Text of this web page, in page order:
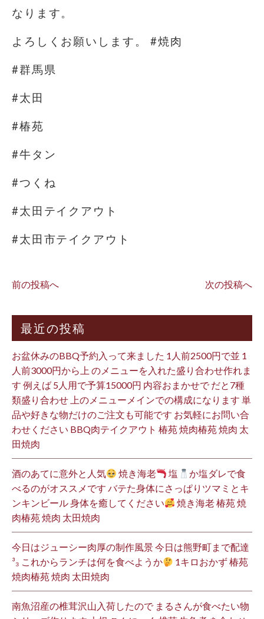
なります。
よろしくお願いします。 #焼肉
#群馬県
#太田
#椿苑
#牛タン
#つくね
#太田テイクアウト
#太田市テイクアウト
前の投稿へ 次の投稿へ
最近の投稿
お盆休みのBBQ予約入って来ました 1人前2500円で並 1
人前3000円から上 のメニューを入れた盛り合わせ作れま
す 例えば 5人用で予算15000円 内容おまかせで だと7種
類盛り合わせ 上のメニューメインでの構成になります 単
品や好きな物だけのご注文も可能です お気軽にお問い合
わせください BBQ肉テイクアウト 椿苑 焼肉椿苑 焼肉 太
田焼肉
酒のあてに意外と人気 焼き海老 塩
か塩ダレで食
べるのがオススメです バテた身体にさっぱりツマミとキ
ンキンビール 身体を癒してください
焼き海老 椿苑 焼
肉椿苑 焼肉 太田焼肉
今日はジューシー肉厚の制作風景 今日は熊野町まで配達
³₃ これからランチは何を食べようか
1キロおかず 椿苑
焼肉椿苑 焼肉 太田焼肉
南魚沼産の椎茸沢山入荷したので まるさんが食べたい物